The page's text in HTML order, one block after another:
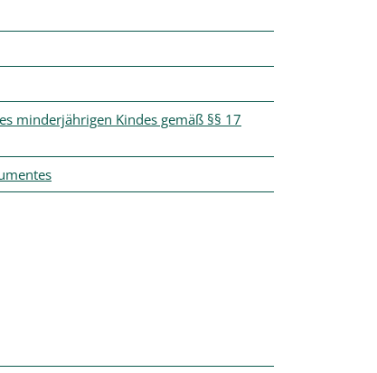
minderjährigen Kindes gemäß §§ 17